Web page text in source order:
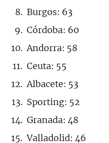
Burgos: 63
Córdoba: 60
Andorra: 58
Ceuta: 55
Albacete: 53
Sporting: 52
Granada: 48
Valladolid: 46